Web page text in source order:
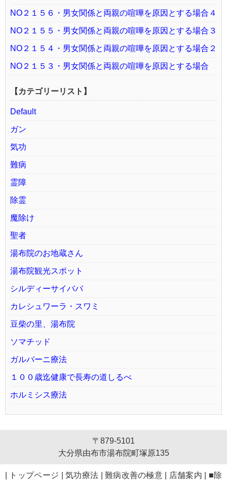
NO２１５６・男女関係と両親の喧嘩を原因とする場合４
NO２１５５・男女関係と両親の喧嘩を原因とする場合３
NO２１５４・男女関係と両親の喧嘩を原因とする場合２
NO２１５３・男女関係と両親の喧嘩を原因とする場合
【カテゴリーリスト】
Default
ガン
気功
難病
霊障
除霊
魔除け
聖者
湯布院のお地蔵さん
湯布院観光スポット
シルディーサイババ
カレシュワーラ・スワミ
豆柴の里、湯布院
ソマチッド
ガルバーニ療法
１００歳迄健康で長寿の道しるべ
ホルミシス療法
〒879-5101
大分県由布市湯布院町塚原135
トップページ 気功療法 難病改善の極意 店舗案内
■除